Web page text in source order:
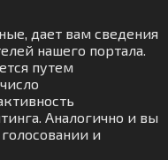
дает вам сведения
нашего портала.
путем
Аналогично и вы
и